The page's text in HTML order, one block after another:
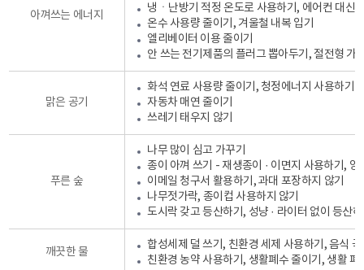
아껴쓰는 에너지
냉ㆍ난방기 적정 온도로 사용하기, 에어컨 대신
온수 사용량 줄이기, 겨울철 내복 입기
엘리베이터 이용 줄이기
안 쓰는 전기제품의 플러그 뽑아두기, 절전형 가
맑은 공기
화석 연료 사용량 줄이기, 청정에너지 사용하기
자동차 매연 줄이기
쓰레기 태우지 않기
푸른 숲
나무 많이 심고 가꾸기
종이 아껴 쓰기 - 재생종이 · 이면지 사용하기, 양
이메일 청구서 활용하기, 과대 포장하지 않기
나무젓가락, 종이컵 사용하지 않기
도시락 갖고 등산하기, 성냥 · 라이터 없이 등산
깨끗한 물
합성세제 덜 쓰기, 친환경 세제 사용하기, 음식
친환경 농약 사용하기, 생활폐수 줄이기, 생활 폐